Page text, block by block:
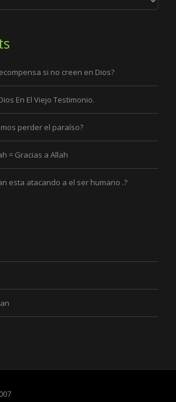
si no creen en Dios?
En El Viejo Testimonio.
perder el paraíso?
= Gracias a Allah
esta atacando a el ser humano .?